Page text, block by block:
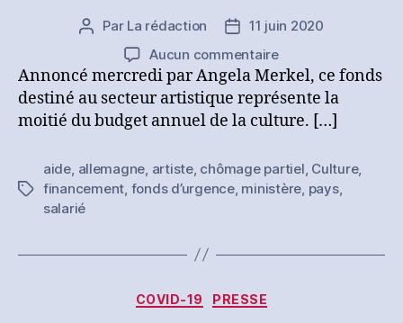
Auteur
l’article
Par La rédaction
Date
l’article
11 juin 2020
Aucun commentairesur
[Presse]
L’Allemagne
débloque
d’euros
pour
culture
Annoncé mercredi par Angela Merkel, ce fonds
destiné au secteur artistique représente la
moitié du budget annuel de la culture. […]
Étiquettes
aide allemagne artiste, chômage partiel Culture,
financement fonds d’urgence, ministère pays,
salarié
Catégories
COVID-19 PRESSE